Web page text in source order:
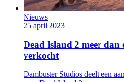
Nieuws
25 april 2023
Dead Island 2 meer dan
verkocht
Dambuster Studios deelt een